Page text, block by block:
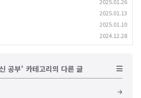
2025.01.13
2025.01.10
2024.12.28
공부' 카테고리의 다른 글